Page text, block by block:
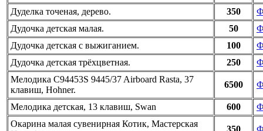
Дуделка точеная, дерево.
350
Дудочка детская малая.
50
Дудочка детская с выжиганием.
100
Дудочка детская трёхцветная.
250
Мелодика C94453S 9445/37 Airboard Rasta, 37
клавиш, Hohner.
6500
Мелодика детская, 13 клавиш, Swan 600
Окарина малая сувенирная Котик, Мастерская
350